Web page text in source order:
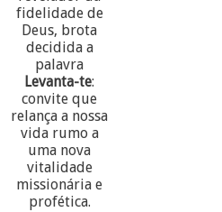
fidelidade de
Deus, brota
decidida a
palavra
Levanta-te:
convite que
relança a nossa
vida rumo a
uma nova
vitalidade
missionária e
profética.